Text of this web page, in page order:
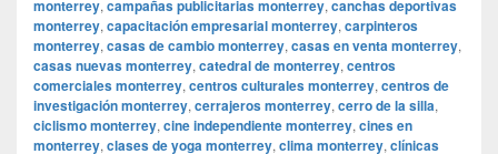
monterrey, campañas publicitarias monterrey, canchas deportivas
monterrey, capacitación empresarial monterrey, carpinteros
monterrey, casas de cambio monterrey, casas en venta monterrey,
casas nuevas monterrey, catedral de monterrey, centros
comerciales monterrey, centros culturales monterrey, centros de
investigación monterrey, cerrajeros monterrey, cerro de la silla,
ciclismo monterrey, cine independiente monterrey, cines en
monterrey, clases de yoga monterrey, clima monterrey, clínicas